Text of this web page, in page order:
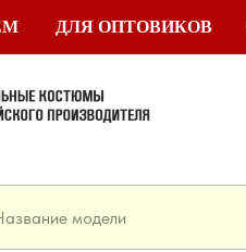
ДЛЯ ОПТОВИКОВ